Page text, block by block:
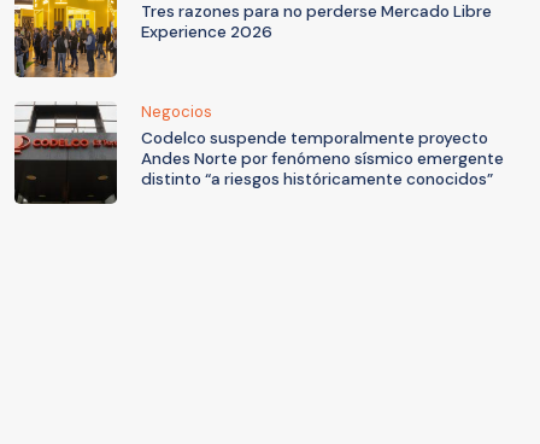
Tres razones para no perderse Mercado Libre
Experience 2026
Negocios
Codelco suspende temporalmente proyecto
Andes Norte por fenómeno sísmico emergente
distinto “a riesgos históricamente conocidos”